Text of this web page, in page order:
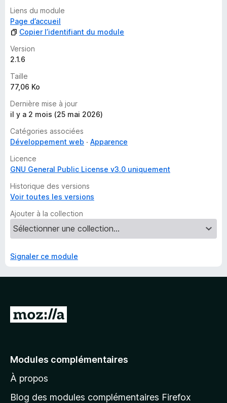
n
s
t
a
n
t
Liens du module
Page d’accueil
Copier l’identifiant du module
Version
2.1.6
Taille
77,06 Ko
Dernière mise à jour
il y a 2 mois (25 mai 2026)
Catégories associées
Développement web
Apparence
Licence
GNU General Public License v3.0 uniquement
Historique des versions
Voir toutes les versions
Ajouter à la collection
Signaler ce module
A
e
à
l
Modules complémentaires
À propos
Blog des modules complémentaires Firefox